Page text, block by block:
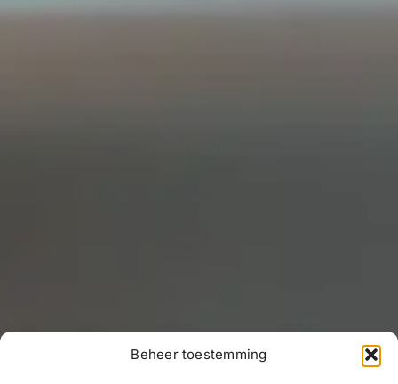
Beheer toestemming